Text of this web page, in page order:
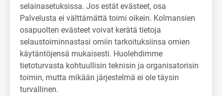
selainasetuksissa. Jos estät evästeet, osa
Palvelusta ei välttämättä toimi oikein. Kolmansien
osapuolten evästeet voivat kerätä tietoja
selaustoiminnastasi omiin tarkoituksiinsa omien
käytäntöjensä mukaisesti. Huolehdimme
tietoturvasta kohtuullisin teknisin ja organisatorisin
toimin, mutta mikään järjestelmä ei ole täysin
turvallinen.